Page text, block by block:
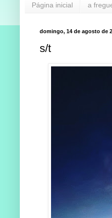
Página inicial a
domingo, 14 de agosto de
s/t